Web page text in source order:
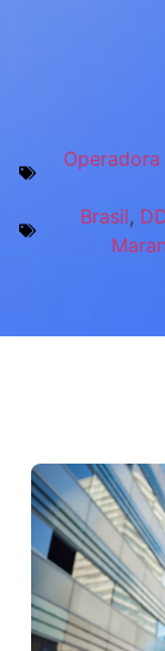
Brasil,